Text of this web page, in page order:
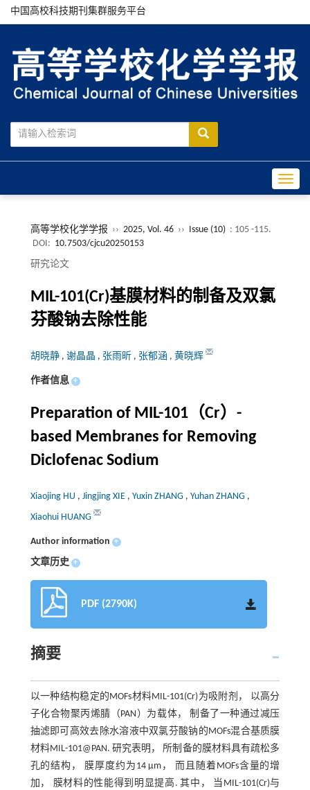
中国高校科技期刊集群服务平台
高等学校化学学报 ›› 2025, Vol. 46 ›› Issue (10) : 105 -115.
DOI: 10.7503/cjcu20250153
研究论文
MIL-101(Cr)基膜材料的制备及双氯
芬酸钠去除性能
胡晓静 , 谢晶晶 , 张雨昕 , 张郁涵 , 黄晓辉
作者信息 +
Preparation of MIL-101（Cr）-
based Membranes for Removing
Diclofenac Sodium
Xiaojing HU , Jingjing XIE , Yuxin ZHANG , Yuhan ZHANG ,
Xiaohui HUANG
Author information +
文章历史 +
PDF (2790K)
摘要
以一种结构稳定的MOFs材料MIL-101(Cr)为吸附剂， 以高分
子化合物聚丙烯腈（PAN）为载体， 制备了一种通过减压
抽滤即可高效去除水溶液中双氯芬酸钠的MOFs混合基质膜
材料MIL-101@PAN. 研究表明， 所制备的膜材料具有疏松多
孔的结构， 膜厚度约为14 μm， 而且随着MOFs含量的增
加， 膜材料的性能得到明显提高. 其中， 当MIL-101(Cr)与